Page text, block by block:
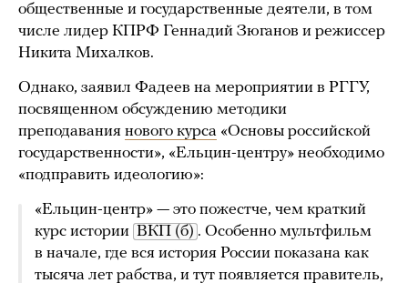
общественные и государственные деятели, в том
числе лидер КПРФ Геннадий Зюганов и режиссер
Никита Михалков.
Однако, заявил Фадеев на мероприятии в РГГУ,
посвященном обсуждению методики
преподавания нового курса «Основы российской
государственности», «Ельцин-центру» необходимо
«подправить идеологию»:
«Ельцин-центр» — это пожестче, чем краткий
курс истории ВКП (б) . Особенно мультфильм
в начале, где вся история России показана как
тысяча лет рабства, и тут появляется правитель,